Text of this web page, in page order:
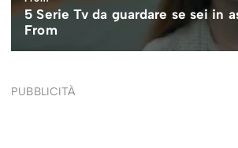
PUBBLICITÀ